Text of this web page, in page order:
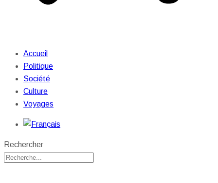
Accueil
Politique
Société
Culture
Voyages
Rechercher